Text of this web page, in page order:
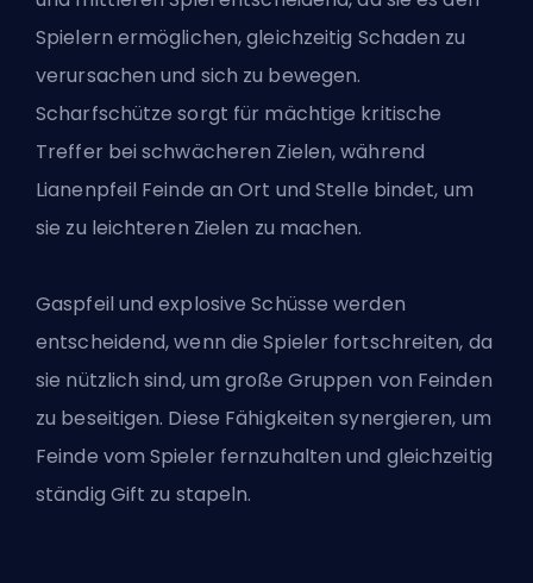
Spielern ermöglichen, gleichzeitig Schaden zu
verursachen und sich zu bewegen.
Scharfschütze sorgt für mächtige kritische
Treffer bei schwächeren Zielen, während
Lianenpfeil Feinde an Ort und Stelle bindet, um
sie zu leichteren Zielen zu machen.
Gaspfeil und explosive Schüsse werden
entscheidend, wenn die Spieler fortschreiten, da
sie nützlich sind, um große Gruppen von Feinden
zu beseitigen. Diese Fähigkeiten synergieren, um
Feinde vom Spieler fernzuhalten und gleichzeitig
ständig Gift zu stapeln.